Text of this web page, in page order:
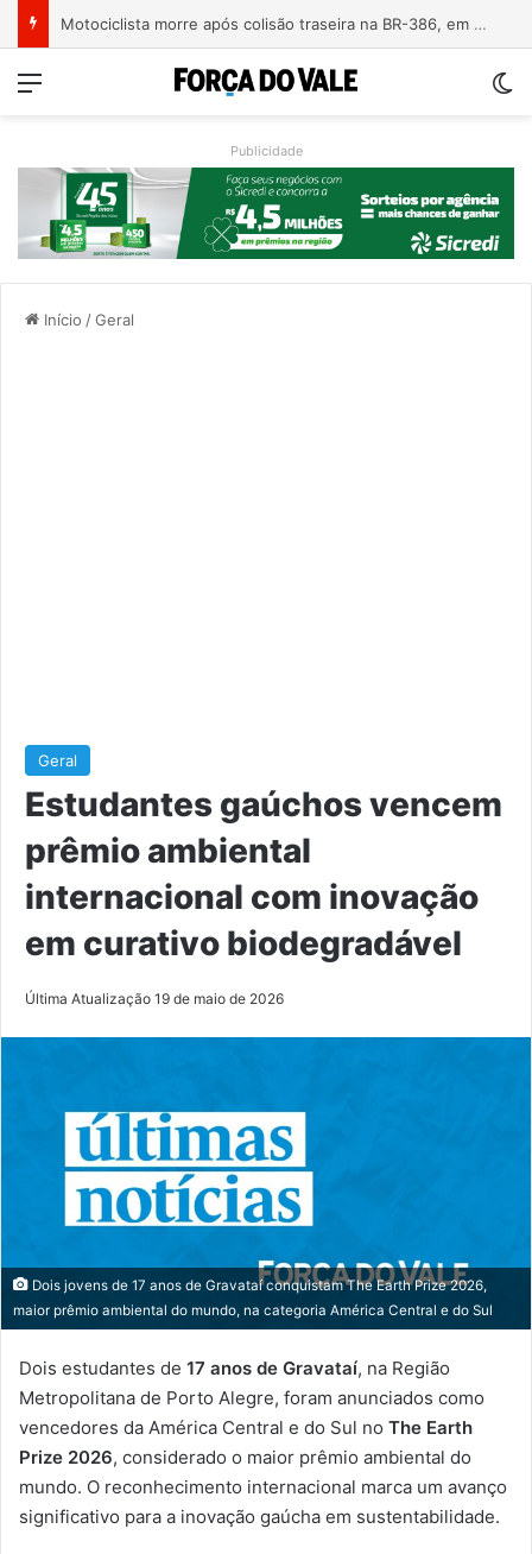
Motociclista morre após colisão traseira na BR-386, em Triunfo
Menu
Publicidade
Início /Geral
Geral
Estudantes gaúchos vencem
prêmio ambiental
internacional com inovação
em curativo biodegradável
Última Atualização 19 de maio de 2026
Dois jovens de 17 anos de Gravataí conquistam The Earth Prize 2026,
maior prêmio ambiental do mundo, na categoria América Central e do Sul
Dois estudantes de 17 anos de Gravataí, na Região
Metropolitana de Porto Alegre, foram anunciados como
vencedores da América Central e do Sul no The Earth
Prize 2026, considerado o maior prêmio ambiental do
mundo. O reconhecimento internacional marca um avanço
significativo para a inovação gaúcha em sustentabilidade.